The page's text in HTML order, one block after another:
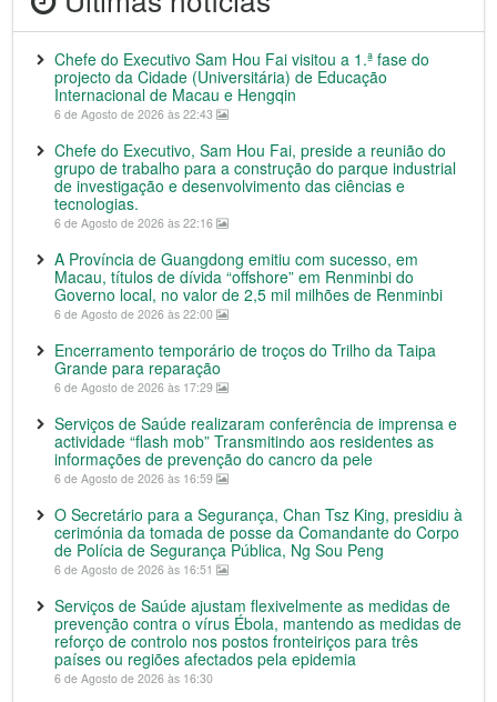
Chefe do Executivo Sam Hou Fai visitou a 1.ª fase do
projecto da Cidade (Universitária) de Educação
Internacional de Macau e Hengqin
6 de Agosto de 2026 às 22:43
Chefe do Executivo, Sam Hou Fai, preside a reunião do
grupo de trabalho para a construção do parque industrial
de investigação e desenvolvimento das ciências e
tecnologias.
6 de Agosto de 2026 às 22:16
A Província de Guangdong emitiu com sucesso, em
Macau, títulos de dívida “offshore” em Renminbi do
Governo local, no valor de 2,5 mil milhões de Renminbi
6 de Agosto de 2026 às 22:00
Encerramento temporário de troços do Trilho da Taipa
Grande para reparação
6 de Agosto de 2026 às 17:29
Serviços de Saúde realizaram conferência de imprensa e
actividade “flash mob” Transmitindo aos residentes as
informações de prevenção do cancro da pele
6 de Agosto de 2026 às 16:59
O Secretário para a Segurança, Chan Tsz King, presidiu à
cerimónia da tomada de posse da Comandante do Corpo
de Polícia de Segurança Pública, Ng Sou Peng
6 de Agosto de 2026 às 16:51
Serviços de Saúde ajustam flexivelmente as medidas de
prevenção contra o vírus Ébola, mantendo as medidas de
reforço de controlo nos postos fronteiriços para três
países ou regiões afectados pela epidemia
6 de Agosto de 2026 às 16:30